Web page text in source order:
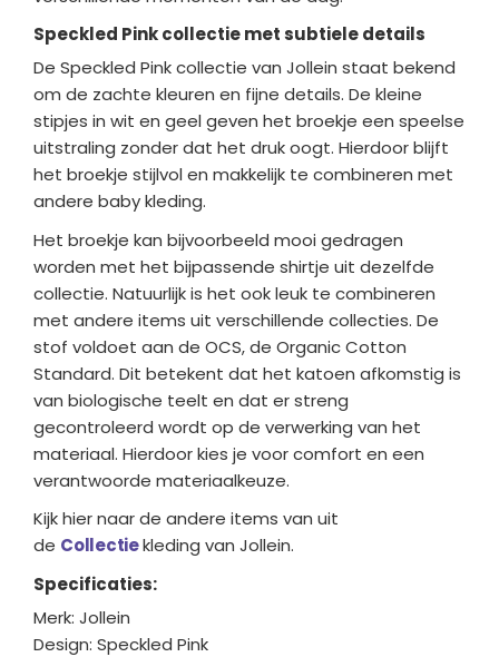
Speckled Pink collectie met subtiele details
De Speckled Pink collectie van Jollein staat bekend
om de zachte kleuren en fijne details. De kleine
stipjes in wit en geel geven het broekje een speelse
uitstraling zonder dat het druk oogt. Hierdoor blijft
het broekje stijlvol en makkelijk te combineren met
andere baby kleding.
Het broekje kan bijvoorbeeld mooi gedragen
worden met het bijpassende shirtje uit dezelfde
collectie. Natuurlijk is het ook leuk te combineren
met andere items uit verschillende collecties. De
stof voldoet aan de OCS, de Organic Cotton
Standard. Dit betekent dat het katoen afkomstig is
van biologische teelt en dat er streng
gecontroleerd wordt op de verwerking van het
materiaal. Hierdoor kies je voor comfort en een
verantwoorde materiaalkeuze.
Kijk hier naar de andere items van uit
de Collectiekleding van Jollein.
Specificaties:
Merk: Jollein
Design: Speckled Pink